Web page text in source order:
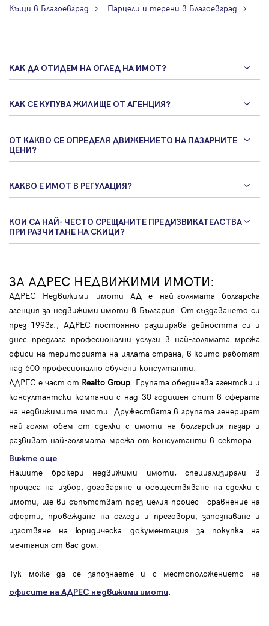
Къщи в Благоевград
Парцели и терени в Благоевград
КАК ДА ОТИДЕМ НА ОГЛЕД НА ИМОТ?
КАК СЕ КУПУВА ЖИЛИЩЕ ОТ АГЕНЦИЯ?
ОТ КАКВО СЕ ОПРЕДЕЛЯ ДВИЖЕНИЕТО НА ПАЗАРНИТЕ
ЦЕНИ?
КАКВО Е ИМОТ В РЕГУЛАЦИЯ?
КОИ СА НАЙ- ЧЕСТО СРЕЩАНИТЕ ПРЕДИЗВИКАТЕЛСТВА
ПРИ РАЗЧИТАНЕ НА СКИЦИ?
ЗА АДРЕС НЕДВИЖИМИ ИМОТИ:
АДРЕС Недвижими имоти АД е най-голямата българска
агенция за недвижими имоти в България. От създаването си
през 1993г., АДРЕС постоянно разширява дейността си и
днес предлага професионални услуги в най-голямата мрежа
офиси на територията на цялата страна, в които работят
над 600 професионално обучени консултанти.
АДРЕС е част от Realto Group. Групата обединява агентски и
консултантски компании с над 30 годишен опит в сферата
на недвижимите имоти. Дружествата в групата генерират
най-голям обем от сделки с имоти на българския пазар и
развиват най-голямата мрежа от консултанти в сектора.
Вижте още
Нашите брокери недвижими имоти, специализирали в
процеса на избор, договаряне и осъществяване на сделки с
имоти, ще ви съпътстват през целия процес - сравнение на
оферти, провеждане на огледи и преговори, запознаване и
изготвяне на юридическа документация за покупка на
мечтания от вас дом.
Тук може да се запознаете и с местоположението на
офисите на АДРЕС недвижими имоти.